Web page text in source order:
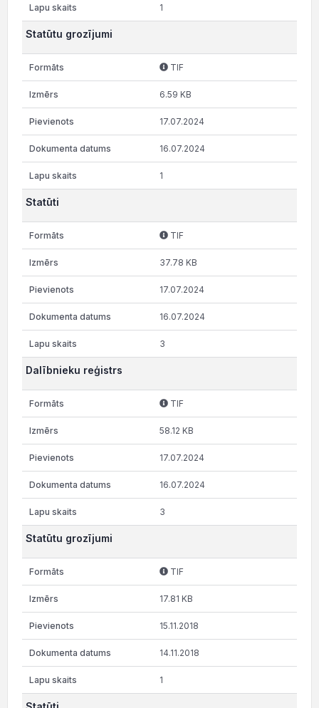
1
Statūtu grozījumi
TIF
6.59 KB
17.07.2024
16.07.2024
1
Statūti
TIF
37.78 KB
17.07.2024
16.07.2024
3
Dalībnieku reģistrs
TIF
58.12 KB
17.07.2024
16.07.2024
3
Statūtu grozījumi
TIF
17.81 KB
15.11.2018
14.11.2018
1